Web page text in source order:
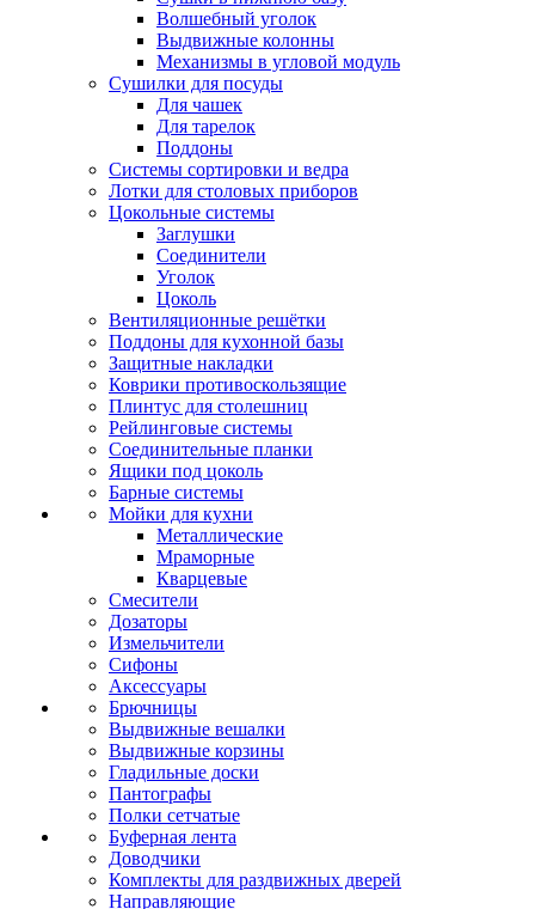
Волшебный уголок
Выдвижные колонны
Механизмы в угловой модуль
Сушилки для посуды
Для чашек
Для тарелок
Поддоны
Системы сортировки и ведра
Лотки для столовых приборов
Цокольные системы
Заглушки
Соединители
Уголок
Цоколь
Вентиляционные решётки
Поддоны для кухонной базы
Защитные накладки
Коврики противоскользящие
Плинтус для столешниц
Рейлинговые системы
Соединительные планки
Ящики под цоколь
Барные системы
Мойки для кухни
Металлические
Мраморные
Кварцевые
Смесители
Дозаторы
Измельчители
Сифоны
Аксессуары
Брючницы
Выдвижные вешалки
Выдвижные корзины
Гладильные доски
Пантографы
Полки сетчатые
Буферная лента
Доводчики
Комплекты для раздвижных дверей
Направляющие